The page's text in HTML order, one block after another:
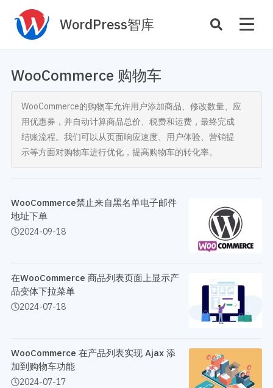
WordPress智库
主机托管 性能优化
SEO与全站运营
案例
主题案例
商店
插件商店
主题推荐
开发教程
主题开发分享
后台开发定制
网站管理运营
WP新闻资讯
技术专题
WooCommerce开发
多语言主题开发
WooCommerce 购物车
WooCommerce的购物车允许用户添加商品、修改数量、应
用优惠券，并自动计算商品总价、税费和运费，最终完成
结账流程。我们可以从页面响应速度、用户体验、营销提
示等方面对购物车进行优化，提高购物车的转化率。
WooCommerce禁止来自黑名单电子邮件
地址下单
2024-09-18
在WooCommerce 商品列表页面上显示产
品变体下拉菜单
2024-07-18
WooCommerce 在产品列表实现 Ajax 添
加到购物车功能
2024-07-17